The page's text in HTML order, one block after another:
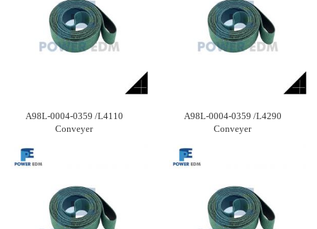
A98L-0004-0359 /L4110
Conveyer
A98L-0004-0359 /L4290
Conveyer